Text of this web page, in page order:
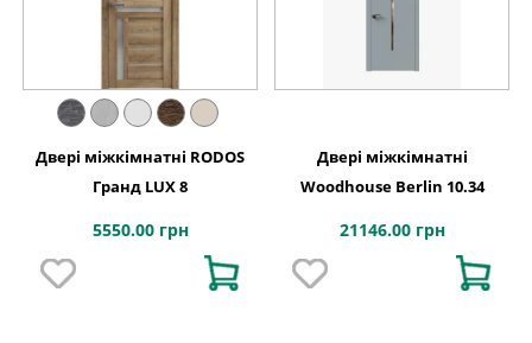
Двері міжкімнатні RODOS
Гранд LUX 8
5550.00 грн
Двері міжкімнатні
Woodhouse Berlin 10.34
21146.00 грн